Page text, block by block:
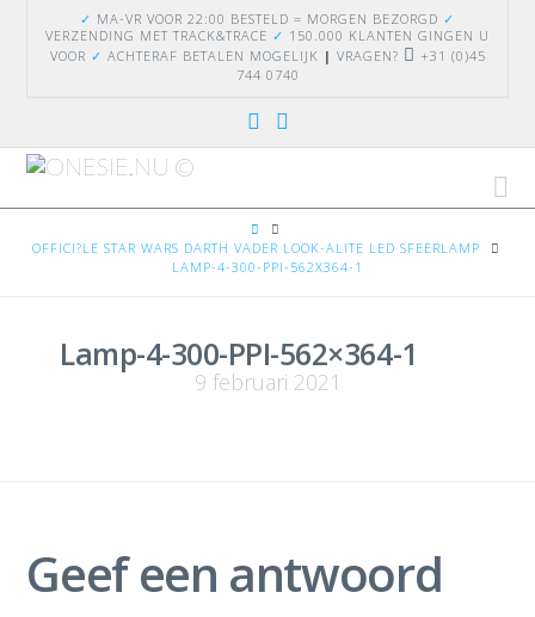
✓ MA-VR VOOR 22:00 BESTELD = MORGEN BEZORGD ✓
VERZENDING MET TRACK&TRACE ✓ 150.000 KLANTEN GINGEN U
VOOR ✓ ACHTERAF BETALEN MOGELIJK | VRAGEN?
+31 (0)45
744 0740
HOME
OFFICI?LE STAR WARS DARTH VADER LOOK-ALITE LED SFEERLAMP
LAMP-4-300-PPI-562X364-1
Lamp-4-300-PPI-562×364-1
9 februari 2021
Geef een antwoord